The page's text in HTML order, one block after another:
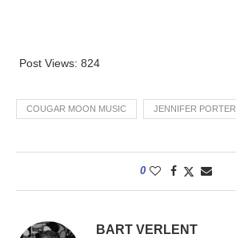
Post Views: 824
COUGAR MOON MUSIC JENNIFER PORTER
0
BART VERLENT